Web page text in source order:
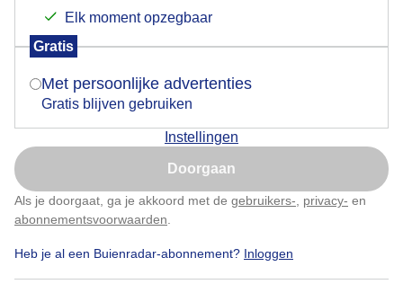
Elk moment opzegbaar
Gratis
Met persoonlijke advertenties
Gratis blijven gebruiken
Instellingen
Doorgaan
Als je doorgaat, ga je akkoord met de gebruikers- privacy- en
abonnementsvoorwaarden
Heb je al een Buienradar-abonnement? Inloggen
Door: Simone Genna Wiersma Gemaakt: 09-05-2026, 75x bekeken
Is goed, toon de popup
Nu niet, misschien later
Klik hierom dit aan te passen